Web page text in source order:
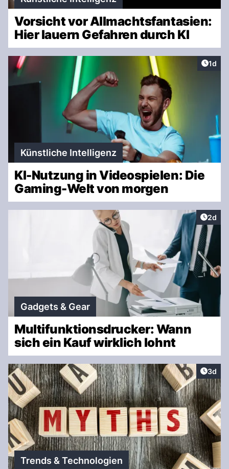
Vorsicht vor Allmachtsfantasien:
Hier lauern Gefahren durch KI
1d
Künstliche Intelligenz
KI-Nutzung in Videospielen: Die
Gaming-Welt von morgen
2d
Gadgets & Gear
Multifunktionsdrucker: Wann
sich ein Kauf wirklich lohnt
3d
Trends & Technologien